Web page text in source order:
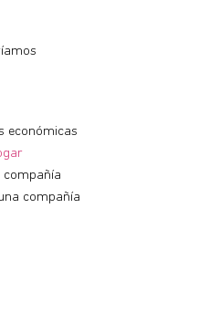
económicas
compañía